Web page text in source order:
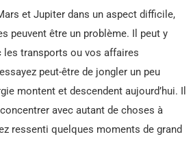
et Jupiter dans un aspect difficile,
peuvent être un problème. Il peut y
les transports ou vos affaires
peut-être de jongler un peu
montent et descendent aujourd’hui. Il
avec autant de choses à
ressenti quelques moments de grand